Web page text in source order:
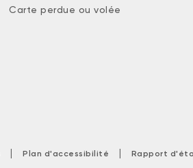
Carte perdue ou volée
| Plan d'accessibilité | Rapport